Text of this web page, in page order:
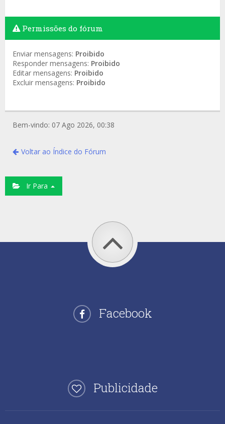
Permissões do fórum
Enviar mensagens: Proibido
Responder mensagens: Proibido
Editar mensagens: Proibido
Excluir mensagens: Proibido
Bem-vindo: 07 Ago 2026, 00:38
Voltar ao Índice do Fórum
Ir Para
Facebook
Publicidade